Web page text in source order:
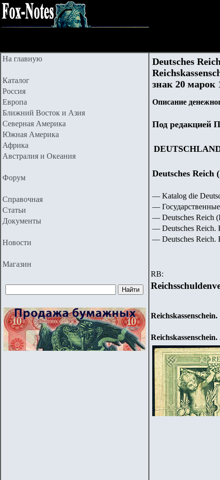
На главную
Каталог
Россия
Европа
Ближний Восток и Азия
Северная Америка
Южная Америка
Африка
Австралия и Океания
Форум
Справочная
Статьи
Документы
Новости
Магазин
Deutsches
знак 20 марок
Описание
Под редакцией
Deutsches
— Katalog die
—
— Deutsches Reich
— Deutsches Reich.
— Deutsches Reich.
RB: